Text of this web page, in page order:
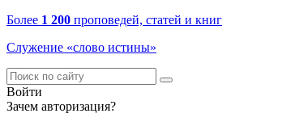
Более 1 200 проповедей, статей и книг
Служение «слово истины»
Войти
Зачем авторизация?